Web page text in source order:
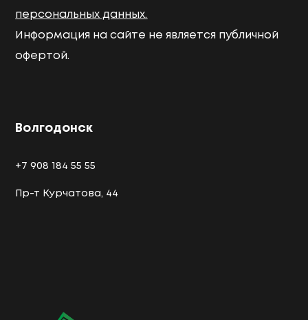
персональных данных.
Информация на сайте не является публичной
офертой.
Волгодонск
+7 908 184 55 55
Пр-т Курчатова, 44